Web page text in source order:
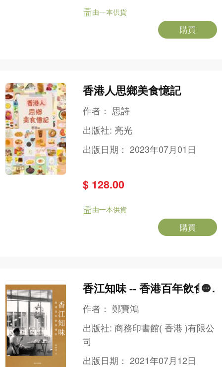
由一本供貨
購買
香港人思鄉美食憶記
作者：思詩
出版社: 亮光
出版日期：2023年07月01日
$ 128.00
由一本供貨
購買
香江知味 -- 香港百年飲食場
所
作者：鄭寶鴻
出版社:商務印書館( 香港 )有限公
司
出版日期：2021年07月12日